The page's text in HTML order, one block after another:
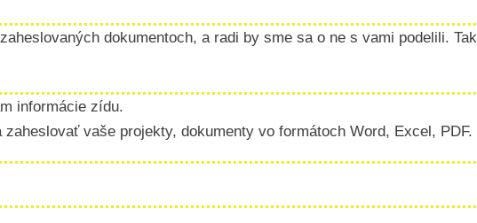
dokumentoch, a radi by sme sa o ne s vami podelili.
informácie zídu.
vaše projekty, dokumenty vo formátoch Word, Excel, PDF.